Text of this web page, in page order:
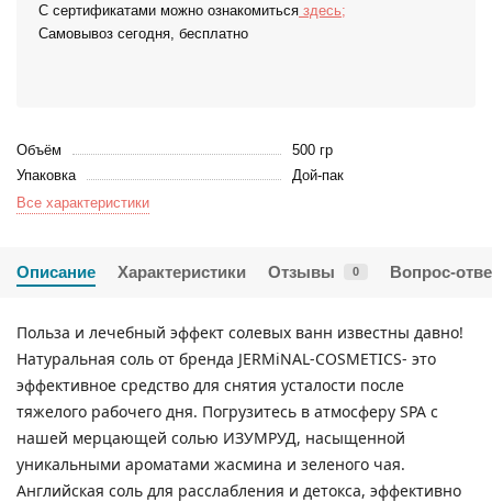
С сертификатами можно ознакомиться здесь;
Самовывоз сегодня, бесплатно
Объём
500 гр
Упаковка
Дой-пак
Все характеристики
Описание Характеристики Отзывы 0 Вопрос-
Польза и лечебный эффект солевых ванн известны давно!
Натуральная соль от бренда JERMiNAL-COSMETICS- это
эффективное средство для снятия усталости после
тяжелого рабочего дня. Погрузитесь в атмосферу SPA с
нашей мерцающей солью ИЗУМРУД, насыщенной
уникальными ароматами жасмина и зеленого чая.
Английская соль для расслабления и детокса, эффективно